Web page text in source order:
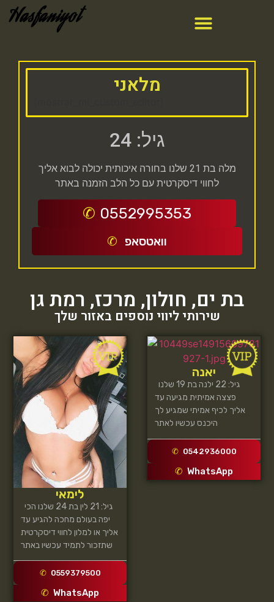
Hasfaniyot
מלאני
גיל: 24
מלה בת 21 שלנו בחורה איכותית יכולה לבוא אליך
לחווי דיסקרטית עם כל הלב הזמנה באתר
0552995353
וואטסאפ
בת ים, חולון, מרכז, רמת גן
שירותי ליווי נוספים באזור שלך
לימאי
יפה בעולם מחכה להגיע עד
אליך או למלון לחווי דיסקרטית
0559379500
WhatsApp
יאנה
פצצה אמיתית מגיעה עד
אליך לכיף אמיתי שמגיע לך
0542936000
WhatsApp